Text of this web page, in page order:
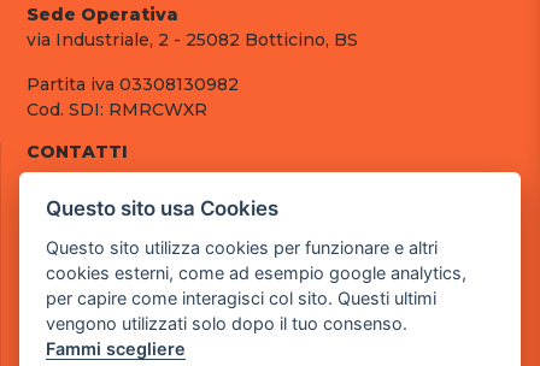
Sede Operativa
via Industriale, 2 - 25082 Botticino, BS
Partita iva 03308130982
Cod. SDI: RMRCWXR
CONTATTI
tel.: +39 030 376 2377
pec: powergamesrl@legalmail.it
LINK UTILI
Chi siamo
Informazioni generali
Questo sito usa Cookies
Questo sito utilizza cookies per funzionare e altri
cookies esterni, come ad esempio google analytics,
per capire come interagisci col sito. Questi ultimi
vengono utilizzati solo dopo il tuo consenso.
Fammi scegliere